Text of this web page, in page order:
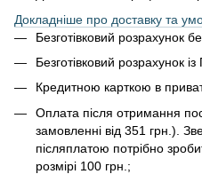
Докладніше про доставку та
Безготівковий розрахунок
Безготівковий розрахунок
Кредитною карткою в
Оплата після отримання
замовленні від 351 грн.).
післяплатою потрібно
розмірі 100 грн.;